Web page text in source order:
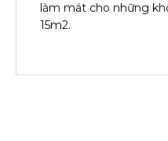
làm mát cho những
15m2.